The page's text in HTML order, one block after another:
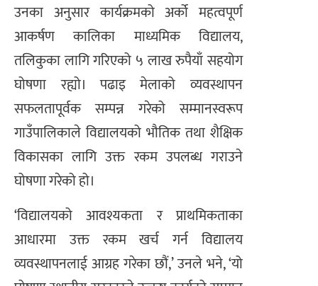
उनका अनुसार कार्यक्रमको अर्को महत्वपूर्ण
आकर्षण कालिका माध्यमिक विद्यालय,
तलिकुका लागि गरिएको ५ लाख रुपैयाँ सहयोग
घोषणा रह्यो। पढाइ मेलाको व्यवस्थापन
सफलतापूर्वक सम्पन्न गरेको सम्मानस्वरूप
गाउँपालिकाले विद्यालयको भौतिक तथा शैक्षिक
विकासका लागि उक्त रकम उपलब्ध गराउने
घोषणा गरेको हो।
‘विद्यालयको आवश्यकता र प्राथमिकताका
आधारमा उक्त रकम खर्च गर्न विद्यालय
व्यवस्थापनलाई आग्रह गरेका छौं,’ उनले भने, ‘यो